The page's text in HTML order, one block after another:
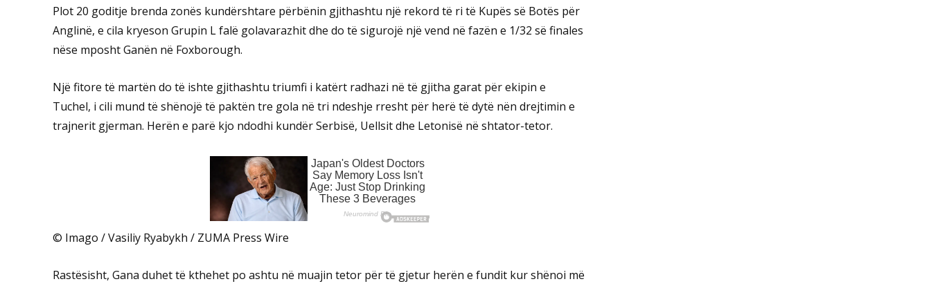
Plot 20 goditje brenda zonës kundërshtare përbënin gjithashtu një rekord të ri të Kupës së Botës për
Anglinë, e cila kryeson Grupin L falë golavarazhit dhe do të sigurojë një vend në fazën e 1/32 së finales
nëse mposht Ganën në Foxborough.
Një fitore të martën do të ishte gjithashtu triumfi i katërt radhazi në të gjitha garat për ekipin e
Tuchel, i cili mund të shënojë të paktën tre gola në tri ndeshje rresht për herë të dytë nën drejtimin e
trajnerit gjerman. Herën e parë kjo ndodhi kundër Serbisë, Uellsit dhe Letonisë në shtator-tetor.
© Imago / Vasiliy Ryabykh / ZUMA Press Wire
Rastësisht, Gana duhet të kthehet po ashtu në muajin tetor për të gjetur herën e fundit kur shënoi më